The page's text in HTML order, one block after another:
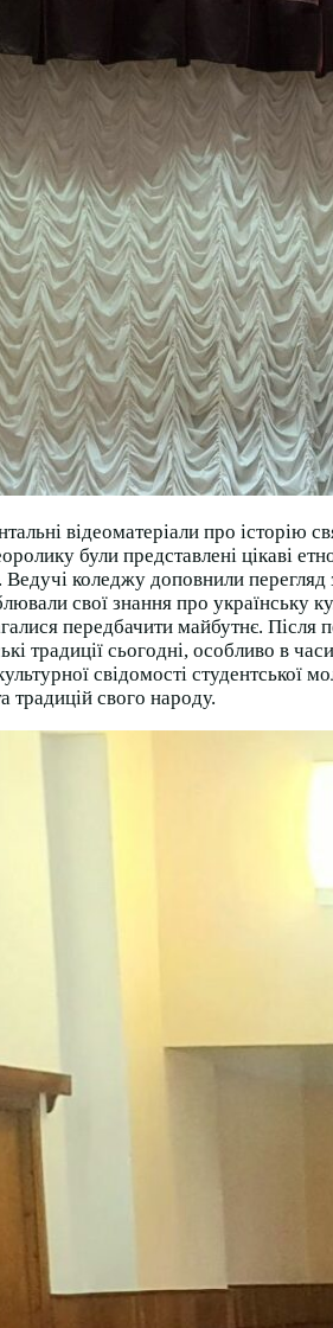
відеоматеріали про
були представлені цікаві
коледжу доповнили
свої знання про
передбачити майбутнє. Після
сьогодні, особливо в
свідомості
традицій свого народу.